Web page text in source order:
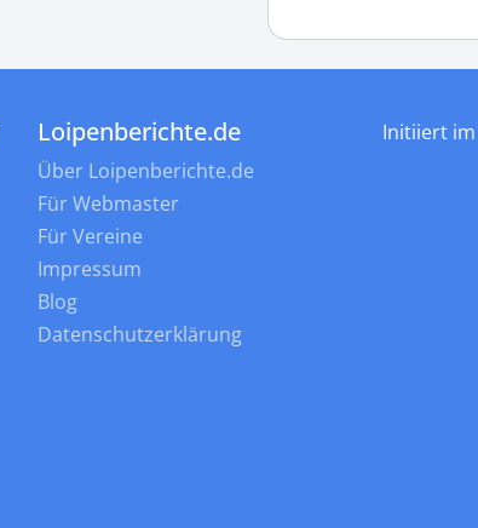
Loipenberichte.de
Über Loipenberichte.de
Für Webmaster
Für Vereine
Impressum
Blog
Datenschutzerklärung
Initiiert im